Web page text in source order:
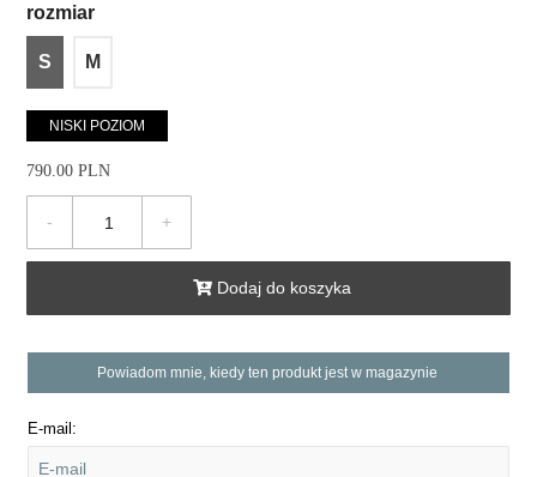
rozmiar
S M
NISKI POZIOM
790.00 PLN
- +
Dodaj do koszyka
Powiadom mnie, kiedy ten produkt jest w magazynie
E-mail: